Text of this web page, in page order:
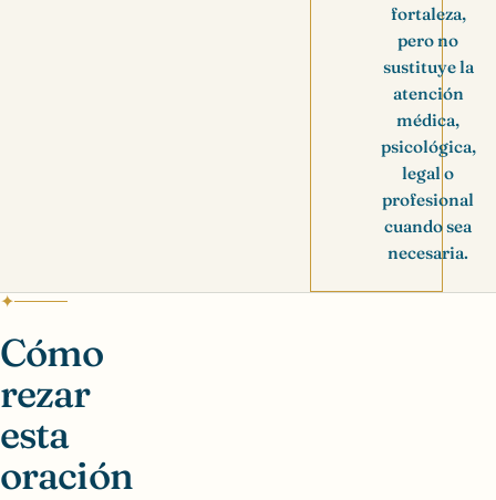
fortaleza,
pero no
sustituye la
atención
médica,
psicológica,
legal o
profesional
cuando sea
necesaria.
Cómo
rezar
esta
oración